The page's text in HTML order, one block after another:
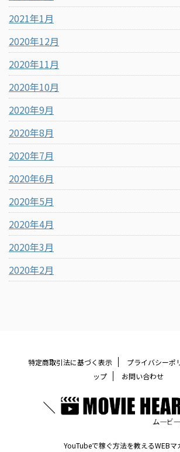
2021年1月
2020年12月
2020年11月
2020年10月
2020年9月
2020年8月
2020年7月
2020年6月
2020年5月
2020年4月
2020年3月
2020年2月
特定商取引法に基づく表示 プライバシーポ
ップ
お問い合わせ
YouTubeで稼ぐ方法を教えるWEBマ